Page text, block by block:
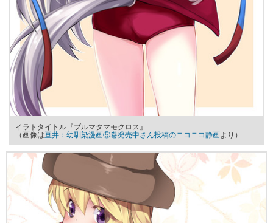
イラトタイトル『ブルマタマモクロス』
（画像は亘井：幼馴染漫画⑤巻発売中さん投稿のニコニコ静画より）